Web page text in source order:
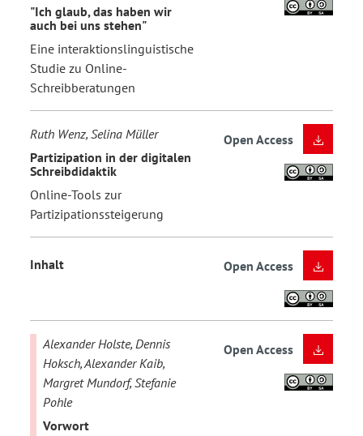
"Ich glaub, das haben wir
auch bei uns stehen"
Eine interaktionslinguistische
Studie zu Online-
Schreibberatungen
Ruth Wenz, Selina Müller
Partizipation in der digitalen
Schreibdidaktik
Online-Tools zur
Partizipationssteigerung
Open Access
Inhalt Open Access
Alexander Holste, Dennis
Hoksch, Alexander Kaib,
Margret Mundorf, Stefanie
Pohle
Vorwort
Open Access